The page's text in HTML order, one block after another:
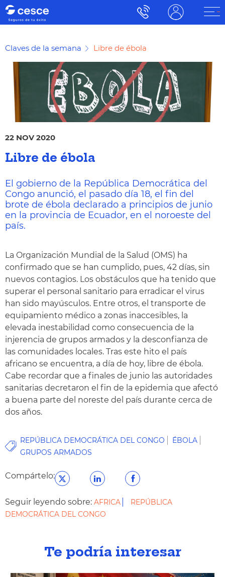
Claves de la semana Libre de ébola
22 NOV 2020
Libre de ébola
El gobierno de la República Democrática del
Congo anunció, el pasado día 18, el fin del
brote de ébola declarado a principios de junio
en la provincia de Ecuador, en el noroeste del
país.
La Organización Mundial de la Salud (OMS) ha
confirmado que se han cumplido, pues, 42 días, sin
nuevos contagios. Los obstáculos que ha tenido que
superar el personal sanitario para erradicar el virus
han sido mayúsculos. Entre otros, el transporte de
equipamiento médico a zonas inaccesibles, la
elevada inestabilidad como consecuencia de la
injerencia de grupos armados y la desconfianza de
las comunidades locales. Tras este hito el país
africano se encuentra, a día de hoy, libre de ébola.
Cabe recordar que a finales de junio las autoridades
sanitarias decretaron el fin de la epidemia que afectó
a buena parte del noreste del país durante cerca de
dos años.
REPÚBLICA DEMOCRÁTICA DEL CONGO
ÉBOLA
GRUPOS ARMADOS
Compártelo:
Seguir leyendo sobre: AFRICA
REPÚBLICA
DEMOCRÁTICA DEL CONGO
Te podría interesar